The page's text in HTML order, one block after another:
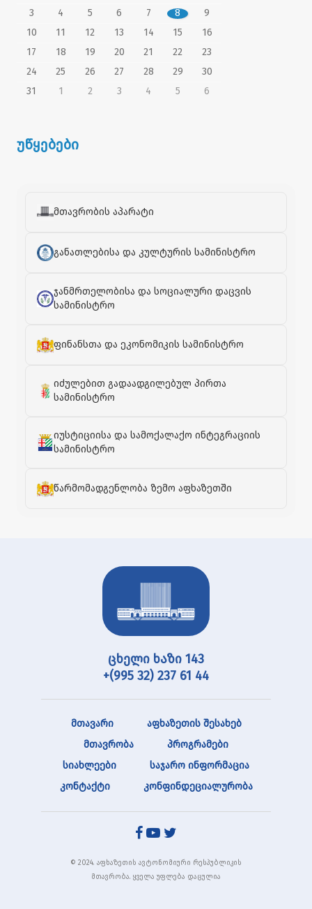
3
4 5 6 7 8
9
10
11 12 13 14 15
16
17
18 19 20 21 22
23
24
25 26 27 28 29
30
31
1 2 3 4 5 6
უწყებები
მთავრობის აპარატი
განათლებისა და კულტურის სამინისტრო
ჯანმრთელობისა და სოციალური დაცვის
სამინისტრო
ფინანსთა და ეკონომიკის სამინისტრო
იძულებით გადაადგილებულ პირთა
სამინისტრო
იუსტიციისა და სამოქალაქო ინტეგრაციის
სამინისტრო
წარმომადგენლობა ზემო აფხაზეთში
ცხელი ხაზი 143
+(995 32) 237 61 44
მთავარი
აფხაზეთის შესახებ
მთავრობა
პროგრამები
სიახლეები
საჯარო ინფორმაცია
კონტაქტი
კონფინდეციალურობა
© 2024. აფხაზეთის ავტონომიური რესპუბლიკის
მთავრობა. ყველა უფლება დაცულია